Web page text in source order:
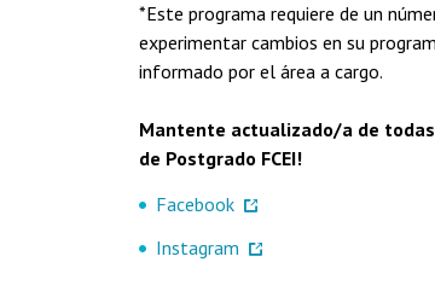
*Este programa requiere de un
experimentar cambios en su
informado por el área a cargo.
Mantente actualizado/a de
de Postgrado FCEI!
Facebook
Instagram